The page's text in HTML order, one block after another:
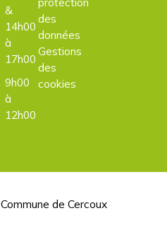
&
14h00
à
17h00
9h00
à
12h00
des
données
Gestions
des
cookies
Commune de Cercoux